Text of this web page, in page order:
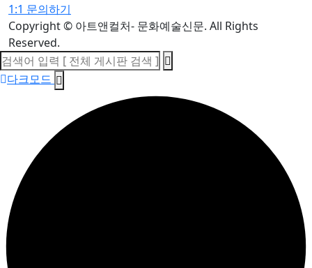
1:1 문의하기
Copyright© 아트앤컬처- 문화예술신문. All Rights
Reserved.
다크모드